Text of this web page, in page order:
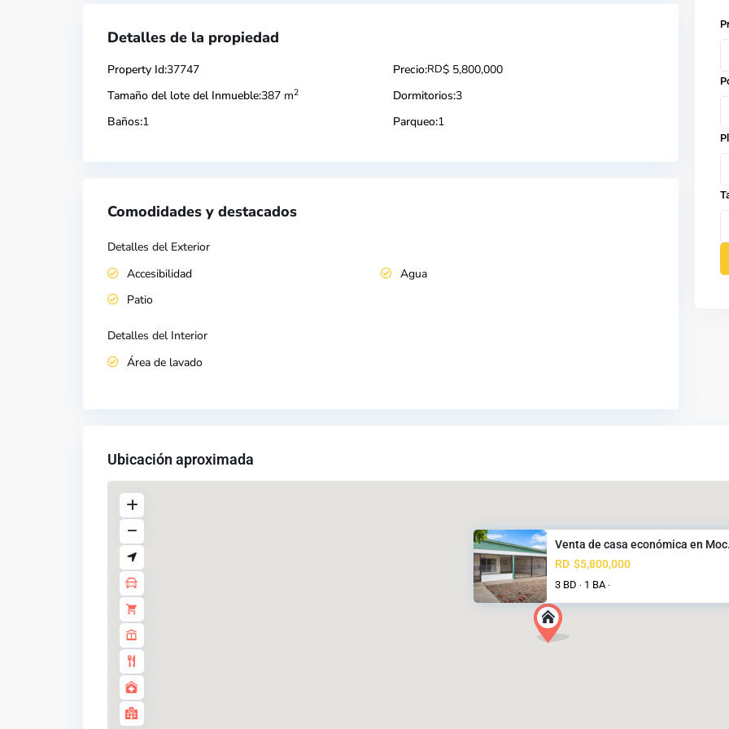
Detalles de la propiedad
Property Id:37747 Precio:RD$ 5,800,000
Tamaño del lote del Inmueble:387 m2 Dormitorios:3
Baños:1 Parqueo:1
Comodidades y destacados
Detalles del Exterior
Accesibilidad
Agua
Patio
Detalles del Interior
Área de lavado
Ubicación aproximada
Venta de casa económica en
RD $5,800,000
3 BD · 1 BA ·